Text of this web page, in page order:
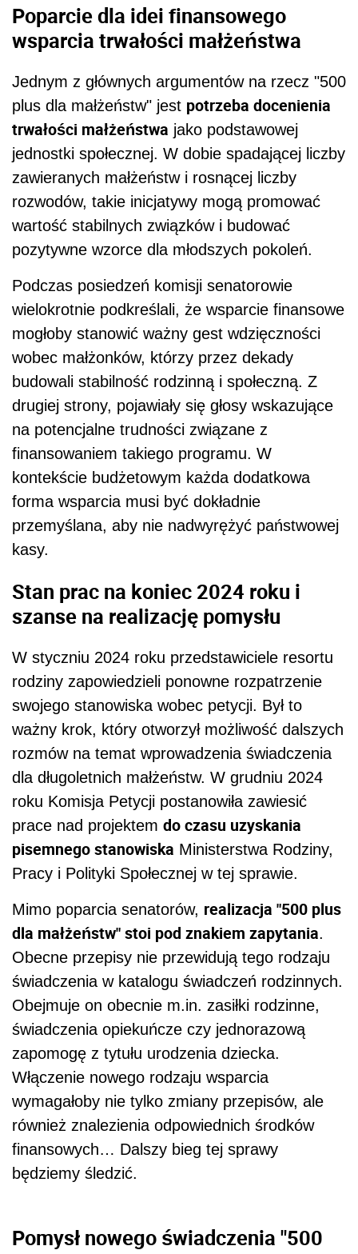
Poparcie dla idei finansowego
wsparcia trwałości małżeństwa
Jednym z głównych argumentów na rzecz "500
plus dla małżeństw" jest potrzeba docenienia
trwałości małżeństwa jako podstawowej
jednostki społecznej. W dobie spadającej liczby
zawieranych małżeństw i rosnącej liczby
rozwodów, takie inicjatywy mogą promować
wartość stabilnych związków i budować
pozytywne wzorce dla młodszych pokoleń.
Podczas posiedzeń komisji senatorowie
wielokrotnie podkreślali, że wsparcie finansowe
mogłoby stanowić ważny gest wdzięczności
wobec małżonków, którzy przez dekady
budowali stabilność rodzinną i społeczną. Z
drugiej strony, pojawiały się głosy wskazujące
na potencjalne trudności związane z
finansowaniem takiego programu. W
kontekście budżetowym każda dodatkowa
forma wsparcia musi być dokładnie
przemyślana, aby nie nadwyrężyć państwowej
kasy.
Stan prac na koniec 2024 roku i
szanse na realizację pomysłu
W styczniu 2024 roku przedstawiciele resortu
rodziny zapowiedzieli ponowne rozpatrzenie
swojego stanowiska wobec petycji. Był to
ważny krok, który otworzył możliwość dalszych
rozmów na temat wprowadzenia świadczenia
dla długoletnich małżeństw. W grudniu 2024
roku Komisja Petycji postanowiła zawiesić
prace nad projektem do czasu uzyskania
pisemnego stanowiska Ministerstwa Rodziny,
Pracy i Polityki Społecznej w tej sprawie.
Mimo poparcia senatorów, realizacja "500 plus
dla małżeństw" stoi pod znakiem zapytania.
Obecne przepisy nie przewidują tego rodzaju
świadczenia w katalogu świadczeń rodzinnych.
Obejmuje on obecnie m.in. zasiłki rodzinne,
świadczenia opiekuńcze czy jednorazową
zapomogę z tytułu urodzenia dziecka.
Włączenie nowego rodzaju wsparcia
wymagałoby nie tylko zmiany przepisów, ale
również znalezienia odpowiednich środków
finansowych… Dalszy bieg tej sprawy
będziemy śledzić.
Pomysł nowego świadczenia "500